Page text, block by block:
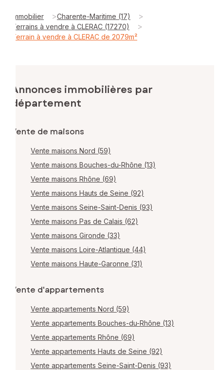
Immobilier >Charente-Maritime (17) >
Terrains à vendre à CLERAC (17270) >
Terrain à vendre à CLERAC de 2079m²
Annonces immobilières par
département
Vente de maisons
Vente maisons Nord (59)
Vente maisons Bouches-du-Rhône (13)
Vente maisons Rhône (69)
Vente maisons Hauts de Seine (92)
Vente maisons Seine-Saint-Denis (93)
Vente maisons Pas de Calais (62)
Vente maisons Gironde (33)
Vente maisons Loire-Atlantique (44)
Vente maisons Haute-Garonne (31)
Vente d'appartements
Vente appartements Nord (59)
Vente appartements Bouches-du-Rhône (13)
Vente appartements Rhône (69)
Vente appartements Hauts de Seine (92)
Vente appartements Seine-Saint-Denis (93)